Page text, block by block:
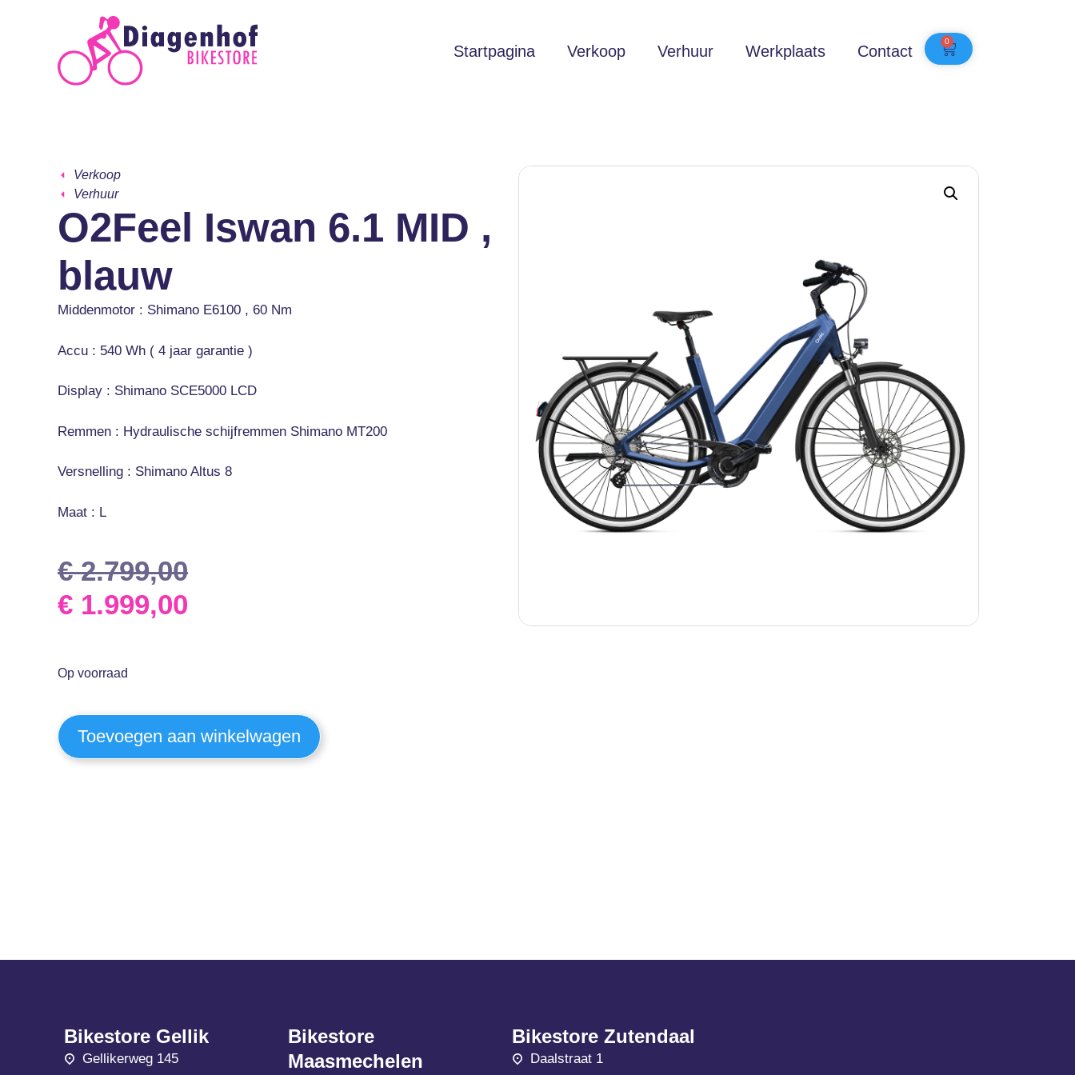
Startpagina Verkoop Verhuur Werkplaats Contact
0
Verkoop
Verhuur
O2Feel Iswan 6.1 MID ,
blauw
Middenmotor : Shimano E6100 , 60 Nm
Accu : 540 Wh ( 4 jaar garantie )
Display : Shimano SCE5000 LCD
Remmen : Hydraulische schijfremmen Shimano MT200
Versnelling : Shimano Altus 8
Maat : L
€2.799,00
€ 1.999,00
Op voorraad
Toevoegen aan winkelwagen
Bikestore Gellik
Gellikerweg 145
Bikestore
Maasmechelen
Bikestore Zutendaal
Daalstraat 1